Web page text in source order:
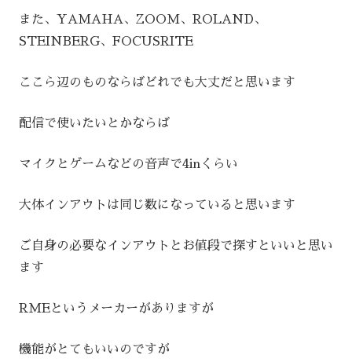
また、YAMAHA、ZOOM、ROLAND、
STEINBERG、FOCUSRITE
ここら辺のものならばどれでも大丈だと思います
配信で使いたいとかならば
マイクとゲームなどの音声で4inくらい
大体インアウトは同じ数になっていると思います
ご自身の必要なインアウトとお値段で探すといいと思い
ます
RMEというメーカーがありますが
機能がとてもいいのですが